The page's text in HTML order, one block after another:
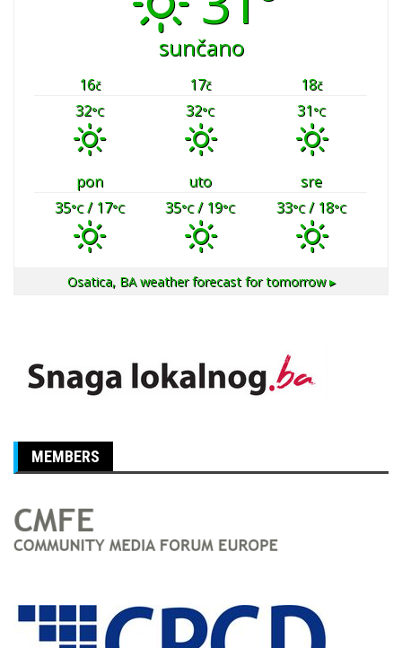
sunčano
16č 17č 18č
32°C 32°C 31°C
pon uto
sre
35°C/ 17°C 35°C/ 19°C 33°C/ 18°C
Osatica, BAweather forecast for tomorrow ▸
MEMBERS